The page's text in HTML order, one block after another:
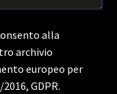
alla
archivio
europeo per
GDPR.